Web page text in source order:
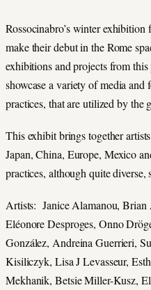
Rossocinabro’s winter exhibition
make their debut in the Rome
exhibitions and projects from
showcase a variety of media
practices, that are utilized by the
This exhibit brings together
Japan, China, Europe, Mexico
practices, although quite diverse,
Artists: Janice Alamanou,
Eléonore Desproges, Onno
González, Andreina Guerrieri,
Kisiliczyk, Lisa J Levasseur,
Mekhanik, Betsie Miller-Kusz,